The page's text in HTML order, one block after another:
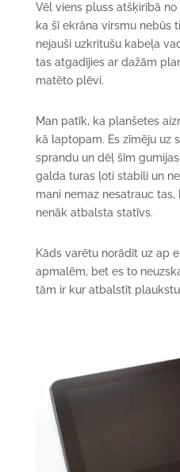
Vēl viens pluss atšķirībā
ka šī ekrāna virsmu nebūs
nejauši uzkritušu kabeļa
tas atgadījies ar dažām
matēto plēvi.
Man patīk, ka planšetes
kā laptopam. Es zīmēju uz
sprandu un dēļ šīm
galda turas ļoti stabili un
mani nemaz nesatrauc
nenāk atbalsta statīvs.
Kāds varētu norādīt uz ap
apmalēm, bet es to
tām ir kur atbalstīt